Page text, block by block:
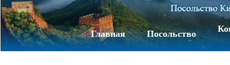
Главная Посольство